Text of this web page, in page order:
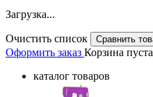
Загрузка...
Очистить список
Оформить заказ Корзина пуста
каталог товаров